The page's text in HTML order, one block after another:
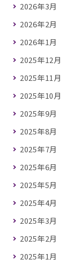
2026年3月
2026年2月
2026年1月
2025年12月
2025年11月
2025年10月
2025年9月
2025年8月
2025年7月
2025年6月
2025年5月
2025年4月
2025年3月
2025年2月
2025年1月